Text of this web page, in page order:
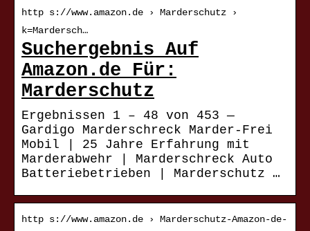
http s://www.amazon.de › Marderschutz ›
k=Mardersch…
Suchergebnis Auf
Amazon.de Für:
Marderschutz
Ergebnissen 1 – 48 von 453 —
Gardigo Marderschreck Marder-Frei
Mobil | 25 Jahre Erfahrung mit
Marderabwehr | Marderschreck Auto
Batteriebetrieben | Marderschutz …
http s://www.amazon.de › Marderschutz-Amazon-de-